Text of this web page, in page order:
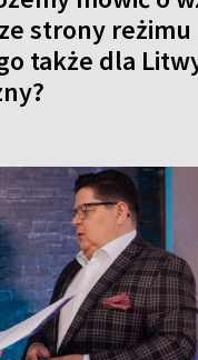
strony reżimu
także dla